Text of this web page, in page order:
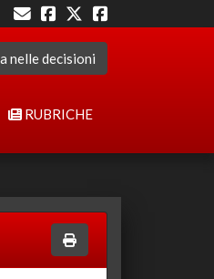
nelle decisioni
RUBRICHE